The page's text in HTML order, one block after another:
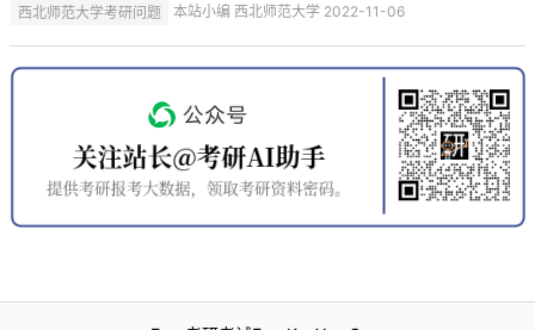
西北师范大学考研问题 本站小编 西北师范大学 2022-11-06